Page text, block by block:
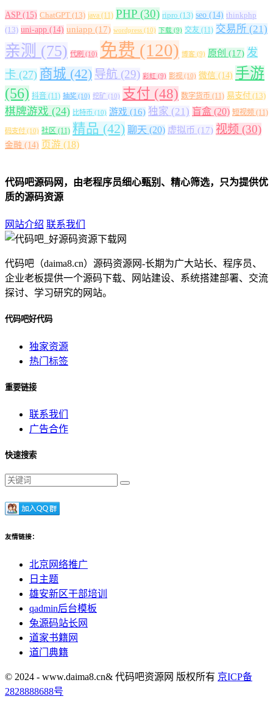
ASP (15) ChatGPT (13) java (11) PHP (30) ripro (13) seo (14) thinkphp
(13) uni-app (14) uniapp (17) wordpress (10) 下载 (9) 交友 (11) 交易所 (21)
亲测 (75) 代刷 (10) 免费 (120) 博客 (9) 原创 (17) 发
卡 (27) 商城 (42) 导航 (29) 彩虹 (9) 影视 (10) 微信 (14) 手游
(56) 抖音 (11) 抽奖 (10) 挖矿 (10) 支付 (48) 数字货币 (11) 易支付 (13)
棋牌游戏 (24) 比特币 (10) 游戏 (16) 独家 (21) 盲盒 (20) 短视频 (11)
码支付 (10) 社区 (11) 精品 (42) 聊天 (20) 虚拟币 (17) 视频 (30)
金融 (14) 页游 (18)
代码吧源码网，由老程序员细心甄别、精心筛选，只为提供优
质的源码资源
网站介绍 联系我们
代码吧（daima8.cn）源码资源网-长期为广大站长、程序员、
企业老板提供一个源码下载、网站建设、系统搭建部署、交流
探讨、学习研究的网站。
代码吧好代码
独家资源
热门标签
重要链接
联系我们
广告合作
快速搜索
友情链接：
北京网络推广
日主题
雄安新区干部培训
qadmin后台模板
兔源码站长网
道家书籍网
道门典籍
© 2024 - www.daima8.cn& 代码吧资源网 版权所有 京ICP备
2828888688号